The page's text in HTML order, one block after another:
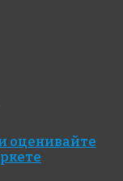
9900 руб./м²